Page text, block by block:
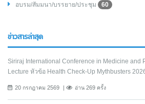
อบรม/สัมมนา/บรรยาย/ประชุม
60
ข่าวสารล่าสุด
Siriraj International Conference in Medicine and
Lecture หัวข้อ Health Check-Up Mythbusters
20 กรกฎาคม 2569 อ่าน 269 ครั้ง